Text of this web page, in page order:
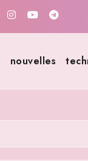
nouvelles